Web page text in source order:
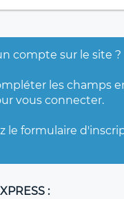
compte sur le site ?
les champs
vous connecter.
le formulaire
: